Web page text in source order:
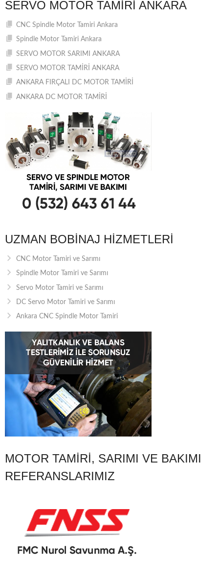
SERVO MOTOR TAMIRI ANKARA
CNC Spindle Motor Tamiri Ankara
Spindle Motor Tamiri Ankara
SERVO MOTOR SARIMI ANKARA
SERVO MOTOR TAMİRİ ANKARA
ANKARA FIRÇALI DC MOTOR TAMİRİ
ANKARA DC MOTOR TAMİRİ
UZMAN BOBINAJ HIZMETLERI
CNC Motor Tamiri ve Sarımı
Spindle Motor Tamiri ve Sarımı
Servo Motor Tamiri ve Sarımı
DC Servo Motor Tamiri ve Sarımı
Ankara CNC Spindle Motor Tamiri
MOTOR TAMIRI, SARIMI VE BAKIMI
REFERANSLARIMIZ